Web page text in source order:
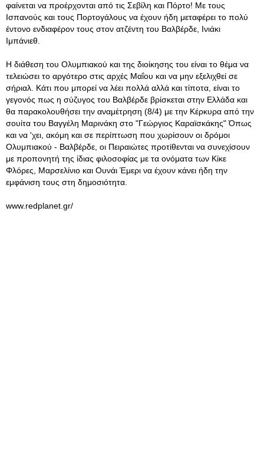
φαίνεται να προέρχονται από τις Σεβίλη και Πόρτο! Με τους
Ισπανούς και τους Πορτογάλους να έχουν ήδη μεταφέρει το πολύ
έντονο ενδιαφέρον τους στον ατζέντη του Βαλβέρδε, Ινιάκι
Ιμπάνιεθ.
Η διάθεση του Ολυμπιακού και της διοίκησης του είναι το θέμα να
τελειώσει το αργότερο στις αρχές Μαΐου και να μην εξελιχθεί σε
σήριαλ. Κάτι που μπορεί να λέει πολλά αλλά και τίποτα, είναι το
γεγονός πως η σύζυγος του Βαλβέρδε βρίσκεται στην Ελλάδα και
θα παρακολουθήσει την αναμέτρηση (8/4) με την Κέρκυρα από την
σουίτα του Βαγγέλη Μαρινάκη στο "Γεώργιος Καραϊσκάκης" Όπως
και να 'χει, ακόμη και σε περίπτωση που χωρίσουν οι δρόμοι
Ολυμπιακού - Βαλβέρδε, οι Πειραιώτες προτίθενται να συνεχίσουν
με προπονητή της ίδιας φιλοσοφίας με τα ονόματα των Κίκε
Φλόρες, Μαρσελίνιο και Ουνάι Έμερι να έχουν κάνει ήδη την
εμφάνιση τους στη δημοσιότητα.
www.redplanet.gr/